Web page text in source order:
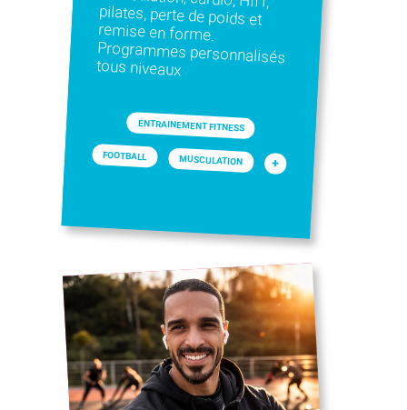
tous niveaux
ENTRAINEMENT FITNESS
FOOTBALL MUSCULATION +